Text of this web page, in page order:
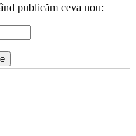
publicăm ceva nou: